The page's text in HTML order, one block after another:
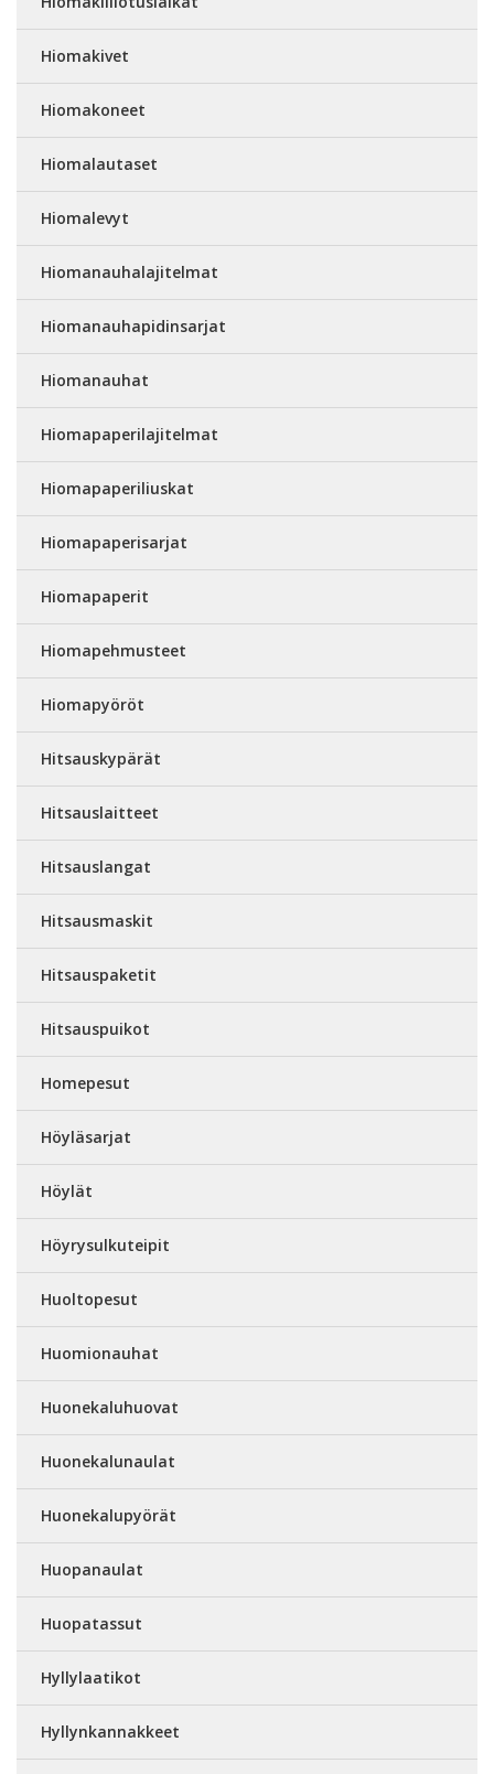
Hiomakivet
Hiomakoneet
Hiomalautaset
Hiomalevyt
Hiomanauhalajitelmat
Hiomanauhapidinsarjat
Hiomanauhat
Hiomapaperilajitelmat
Hiomapaperiliuskat
Hiomapaperisarjat
Hiomapaperit
Hiomapehmusteet
Hiomapyöröt
Hitsauskypärät
Hitsauslaitteet
Hitsauslangat
Hitsausmaskit
Hitsauspaketit
Hitsauspuikot
Homepesut
Höyläsarjat
Höylät
Höyrysulkuteipit
Huoltopesut
Huomionauhat
Huonekaluhuovat
Huonekalunaulat
Huonekalupyörät
Huopanaulat
Huopatassut
Hyllylaatikot
Hyllynkannakkeet